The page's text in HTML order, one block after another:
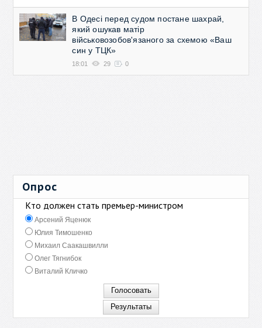
В Одесі перед судом постане шахрай,
який ошукав матір
військовозобов'язаного за схемою «Ваш
син у ТЦК»
18:01 29 0
Опрос
Кто должен стать премьер-министром
Арсений Яценюк
Юлия Тимошенко
Михаил Саакашвилли
Олег Тягнибок
Виталий Кличко